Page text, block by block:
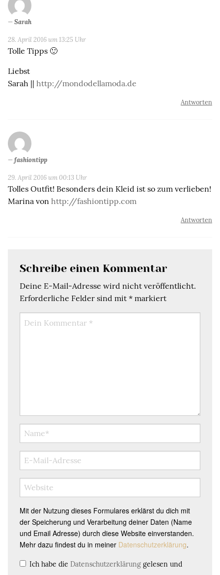
Sarah
28. April 2016 um 13:25 Uhr
Tolle Tipps 🙂
Liebst
Sarah || http://mondodellamoda.de
Antworten
fashiontipp
29. April 2016 um 00:13 Uhr
Tolles Outfit! Besonders dein Kleid ist so zum verlieben!
Marina von http://fashiontipp.com
Antworten
Schreibe einen Kommentar
Deine E-Mail-Adresse wird nicht veröffentlicht.
Erforderliche Felder sind mit * markiert
Mit der Nutzung dieses Formulares erklärst du dich mit
der Speicherung und Verarbeitung deiner Daten (Name
und Email Adresse) durch diese Website einverstanden.
Mehr dazu findest du in meiner Datenschutzerklärung.
Ich habe die Datenschutzerklärung gelesen und